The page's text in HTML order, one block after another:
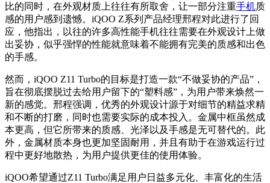
比的同时，在外观材质上往往有所取舍，让一部分注重手机质
感的用户感到遗憾。iQOO Z系列产品经理邢程对此进行了回
应，他指出，以往的许多高性能手机往往需要在外观设计上做
出妥协，似乎强悍的性能就意味着不能拥有完美的质感和出色
的手感。
然而，iQOO Z11 Turbo的目标是打造一款“不做妥协的产品”，
旨在彻底摆脱过去给用户留下的“塑料感”，为用户带来焕然一
新的感觉。邢程强调，优秀的外观设计源于对细节的精益求精
和不断的打磨，同时也需要实际的成本投入。金属中框虽然成
本更高，但它所带来的质感、光泽以及手感是无可替代的。此
外，金属材质本身也更加坚固耐用，并且有助于在游戏运行过
程中更好地散热，为用户提供更佳的使用体验。
iQOO希望通过Z11 Turbo满足用户日益多元化、丰富化的生活